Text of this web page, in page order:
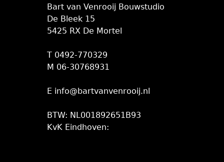
Bart van Venrooij Bouwstudio
De Bleek 15
5425 RX De Mortel
T 0492-770329
M 06-30768931
E info@bartvanvenrooij.nl
BTW: NL001892651B93
KvK Eindhoven: